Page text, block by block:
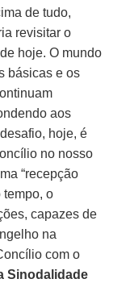
de tudo,
revisitar o
hoje. O mundo
básicas e os
aos
hoje, é
no nosso
“recepção
tempo, o
capazes de
na
com o
Sinodalidade